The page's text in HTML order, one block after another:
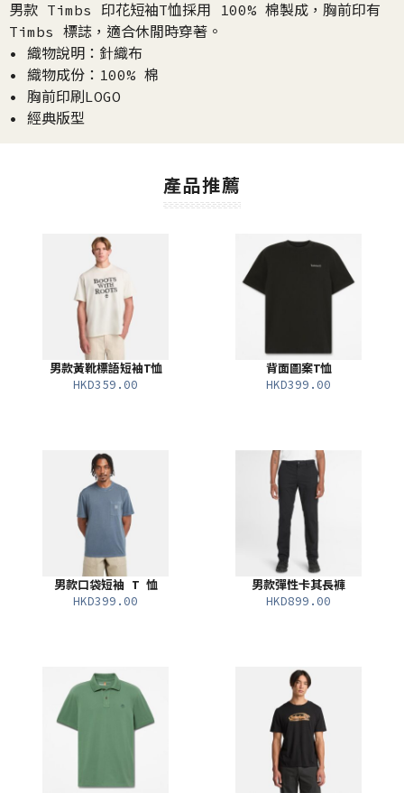
男款 Timbs 印花短袖T恤採用 100% 棉製成，胸前印有
Timbs 標誌，適合休閒時穿著。
• 織物說明：針織布
• 織物成份：100% 棉
• 胸前印刷LOGO
• 經典版型
產品推薦
男款黃靴標語短袖T恤
HKD359.00
背面圖案T恤
HKD399.00
男款口袋短袖 T 恤
HKD399.00
男款彈性卡其長褲
HKD899.00